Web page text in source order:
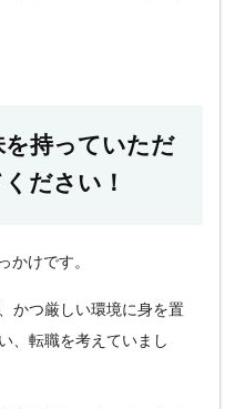
持っていただ
ださい！
かけです。
かつ厳しい環境に身を置
、転職を考えていまし